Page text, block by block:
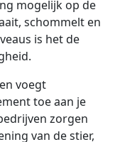
mogelijk op de
schommelt en
is het de
voegt
toe aan je
zorgen
van de stier,